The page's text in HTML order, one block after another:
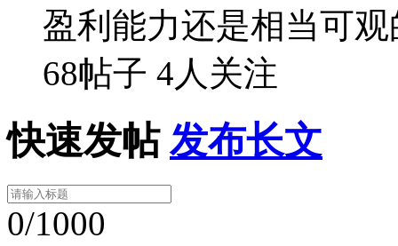
盈利能力还是相当可观
68帖子 4人关注
快速发帖 发布长文
0/1000